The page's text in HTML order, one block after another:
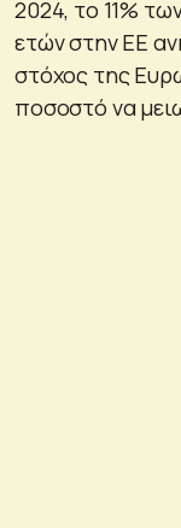
2024, το 11%
ετών στην ΕΕ
στόχος της
ποσοστό να